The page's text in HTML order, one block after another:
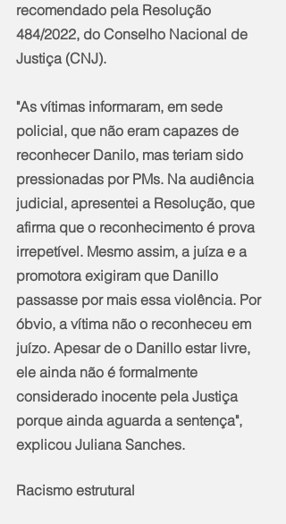
recomendado pela Resolução
484/2022, do Conselho Nacional de
Justiça (CNJ).
"As vítimas informaram, em sede
policial, que não eram capazes de
reconhecer Danilo, mas teriam sido
pressionadas por PMs. Na audiência
judicial, apresentei a Resolução, que
afirma que o reconhecimento é prova
irrepetível. Mesmo assim, a juíza e a
promotora exigiram que Danillo
passasse por mais essa violência. Por
óbvio, a vítima não o reconheceu em
juízo. Apesar de o Danillo estar livre,
ele ainda não é formalmente
considerado inocente pela Justiça
porque ainda aguarda a sentença",
explicou Juliana Sanches.
Racismo estrutural